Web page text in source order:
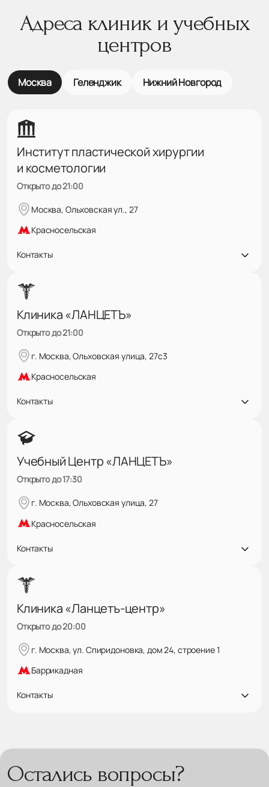
Адреса клиник и учебных
центров
Москва Геленджик Нижний Новгород
Институт пластической хирургии
и косметологии
Открыто до 21:00
Москва, Ольховская ул., 27
Красносельская
Контакты
Клиника «ЛАНЦЕТЪ»
Открыто до 21:00
г. Москва, Ольховская улица, 27с3
Красносельская
Контакты
Учебный Центр «ЛАНЦЕТЪ»
Открыто до 17:30
г. Москва, Ольховская улица, 27
Красносельская
Контакты
Клиника «Ланцетъ-центр»
Открыто до 20:00
г. Москва, ул. Спиридоновка, дом 24, строение 1
Баррикадная
Контакты
Остались вопросы?